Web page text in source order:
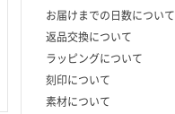
お届けまでの日数について
返品交換について
ラッピングについて
刻印について
素材について